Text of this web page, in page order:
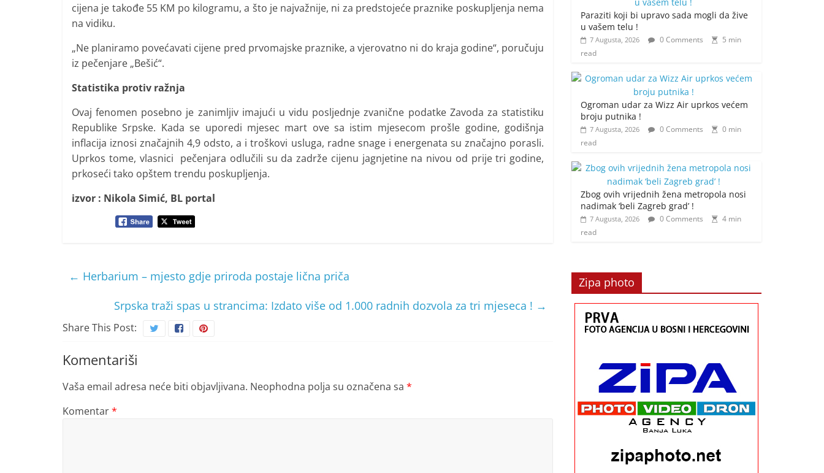
cijena je takođe 55 KM po kilogramu, a što je najvažnije, ni za predstojeće praznike poskupljenja nema
na vidiku.
„Ne planiramo povećavati cijene pred prvomajske praznike, a vjerovatno ni do kraja godine“, poručuju
iz pečenjare „Bešić“.
Statistika protiv ražnja
Ovaj fenomen posebno je zanimljiv imajući u vidu posljednje zvanične podatke Zavoda za statistiku
Republike Srpske. Kada se uporedi mjesec mart ove sa istim mjesecom prošle godine, godišnja
inflacija iznosi značajnih 4,9 odsto, a i troškovi usluga, radne snage i energenata su značajno porasli.
Uprkos tome, vlasnici pečenjara odlučili su da zadrže cijenu jagnjetine na nivou od prije tri godine,
prkoseći tako opštem trendu poskupljenja.
izvor : Nikola Simić, BL portal
← Herbarium – mjesto gdje priroda postaje lična priča
Srpska traži spas u strancima: Izdato više od 1.000 radnih dozvola za tri mjeseca ! →
Share This Post:
Komentariši
Vaša email adresa neće biti objavljivana. Neophodna polja su označena sa *
Komentar*
Paraziti koji bi upravo sada mogli da žive
u vašem telu !
7 Augusta, 2026 0 Comments
5 min
read
Ogroman udar za Wizz Air uprkos većem
broju putnika !
7 Augusta, 2026 0 Comments
0 min
read
Zbog ovih vrijednih žena metropola nosi
nadimak ‘beli Zagreb grad’ !
7 Augusta, 2026 0 Comments
4 min
read
Zipa photo